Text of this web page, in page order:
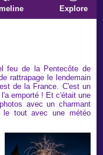
Explore
feu de la Pentecôte de
rattrapage le lendemain
de la France. C'est un
emporté ! Et c'était une
avec un charmant
le tout avec une météo